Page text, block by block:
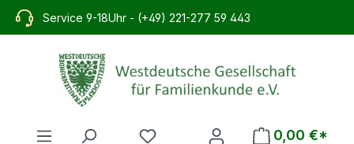
springen
Service 9-18Uhr - (+49) 221-277 59 443
0,00 €*